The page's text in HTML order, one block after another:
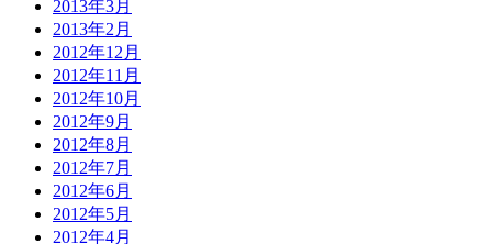
2013年3月
2013年2月
2012年12月
2012年11月
2012年10月
2012年9月
2012年8月
2012年7月
2012年6月
2012年5月
2012年4月